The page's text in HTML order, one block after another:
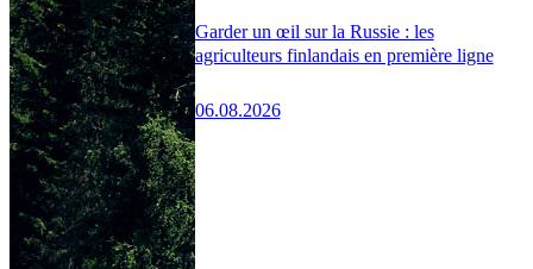
Garder un œil sur la Russie : les
agriculteurs finlandais en première ligne
06.08.2026